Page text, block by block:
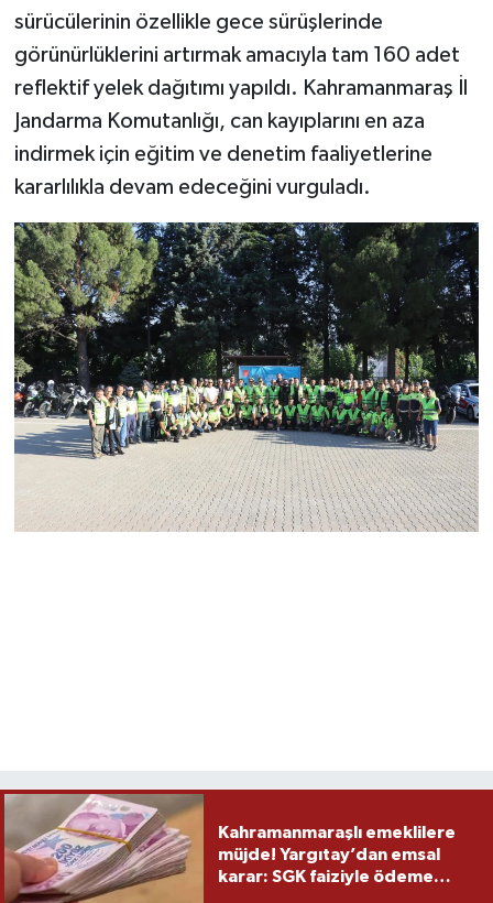
sürücülerinin özellikle gece sürüşlerinde
görünürlüklerini artırmak amacıyla tam 160 adet
reflektif yelek dağıtımı yapıldı. Kahramanmaraş İl
Jandarma Komutanlığı, can kayıplarını en aza
indirmek için eğitim ve denetim faaliyetlerine
kararlılıkla devam edeceğini vurguladı.
Kahramanmaraşlı emeklilere
müjde! Yargıtay’dan emsal
karar: SGK faiziyle ödeme